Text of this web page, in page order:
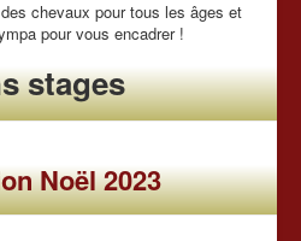
chevaux pour tous les âges et
pour vous encadrer !
stages
Noël 2023